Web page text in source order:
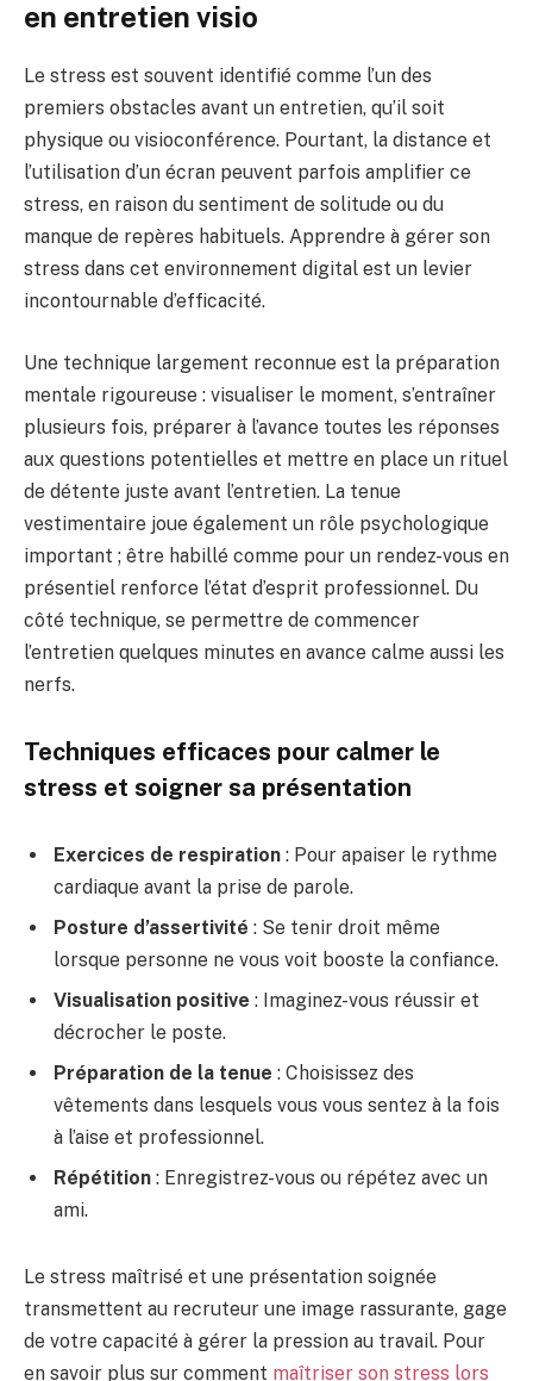
en entretien visio
Le stress est souvent identifié comme l’un des
premiers obstacles avant un entretien, qu’il soit
physique ou visioconférence. Pourtant, la distance et
l’utilisation d’un écran peuvent parfois amplifier ce
stress, en raison du sentiment de solitude ou du
manque de repères habituels. Apprendre à gérer son
stress dans cet environnement digital est un levier
incontournable d’efficacité.
Une technique largement reconnue est la préparation
mentale rigoureuse : visualiser le moment, s’entraîner
plusieurs fois, préparer à l’avance toutes les réponses
aux questions potentielles et mettre en place un rituel
de détente juste avant l’entretien. La tenue
vestimentaire joue également un rôle psychologique
important ; être habillé comme pour un rendez-vous en
présentiel renforce l’état d’esprit professionnel. Du
côté technique, se permettre de commencer
l’entretien quelques minutes en avance calme aussi les
nerfs.
Techniques efficaces pour calmer le
stress et soigner sa présentation
Exercices de respiration : Pour apaiser le rythme
cardiaque avant la prise de parole.
Posture d’assertivité : Se tenir droit même
lorsque personne ne vous voit booste la confiance.
Visualisation positive : Imaginez-vous réussir et
décrocher le poste.
Préparation de la tenue : Choisissez des
vêtements dans lesquels vous vous sentez à la fois
à l’aise et professionnel.
Répétition : Enregistrez-vous ou répétez avec un
ami.
Le stress maîtrisé et une présentation soignée
transmettent au recruteur une image rassurante, gage
de votre capacité à gérer la pression au travail. Pour
en savoir plus sur comment maîtriser son stress lors